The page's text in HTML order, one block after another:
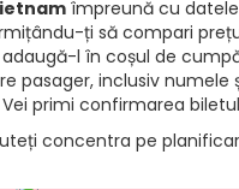
împreună cu
ți să compari
l în coșul de
pasager, inclusiv numele
primi confirmarea
concentra pe